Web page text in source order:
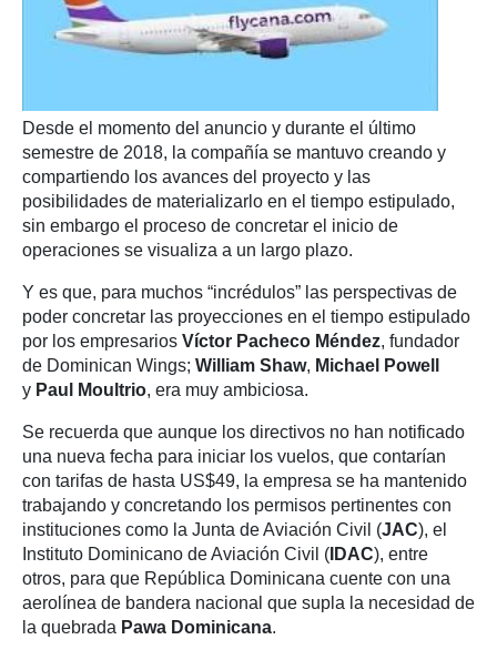
Desde el momento del anuncio y durante el último
semestre de 2018, la compañía se mantuvo creando y
compartiendo los avances del proyecto y las
posibilidades de materializarlo en el tiempo estipulado,
sin embargo el proceso de concretar el inicio de
operaciones se visualiza a un largo plazo.
Y es que, para muchos “incrédulos” las perspectivas de
poder concretar las proyecciones en el tiempo estipulado
por los empresarios Víctor Pacheco Méndez, fundador
de Dominican Wings; William Shaw, Michael Powell
y Paul Moultrio, era muy ambiciosa.
Se recuerda que aunque los directivos no han notificado
una nueva fecha para iniciar los vuelos, que contarían
con tarifas de hasta US$49, la empresa se ha mantenido
trabajando y concretando los permisos pertinentes con
instituciones como la Junta de Aviación Civil (JAC), el
Instituto Dominicano de Aviación Civil ( IDAC), entre
otros, para que República Dominicana cuente con una
aerolínea de bandera nacional que supla la necesidad de
la quebrada Pawa Dominicana.